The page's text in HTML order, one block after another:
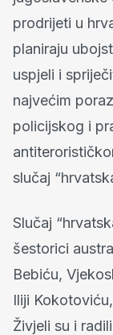
prodrijeti u
planiraju
uspjeli i
najvećim
policijskog i
slučaj
Slučaj
šestorici
Bebiću,
Iliji
Živjeli su i